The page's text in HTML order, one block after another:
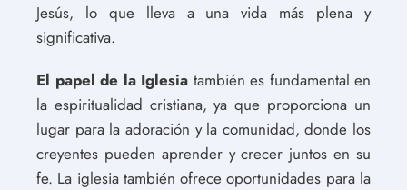
Jesús, lo que lleva a una vida más plena y
significativa.
El papel de la Iglesia también es fundamental en
la espiritualidad cristiana, ya que proporciona un
lugar para la adoración y la comunidad, donde los
creyentes pueden aprender y crecer juntos en su
fe. La iglesia también ofrece oportunidades para la